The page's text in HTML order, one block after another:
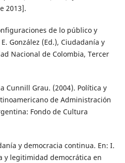
2013].
de lo público y
González (Ed.), Ciudadanía y
Nacional de Colombia, Tercer
Cunnill Grau. (2004). Política y
de Administración
Fondo de Cultura
y democracia continua. En: I.
y legitimidad democrática en